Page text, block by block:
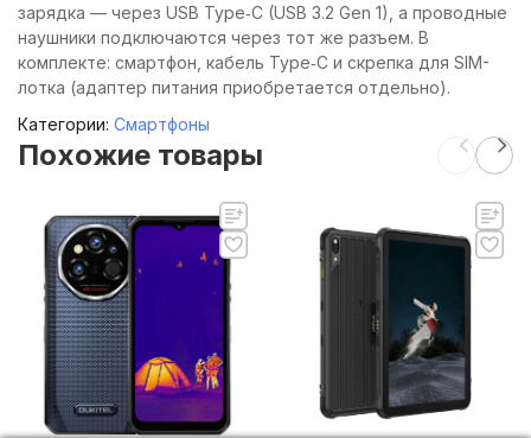
зарядка — через USB Type‑C (USB 3.2 Gen 1), а проводные
наушники подключаются через тот же разъем. В
комплекте: смартфон, кабель Type‑C и скрепка для SIM-
лотка (адаптер питания приобретается отдельно).
Категории: Смартфоны
Похожие товары